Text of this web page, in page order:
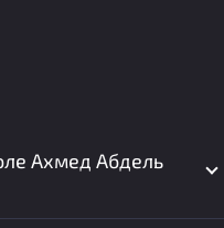
Ахмед Абдель